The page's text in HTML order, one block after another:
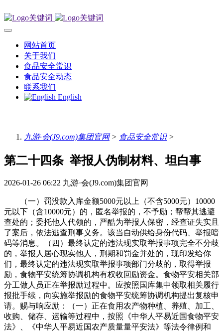
网站首页
关于我们
食品安全常识
食品安全动态
联系我们
English
九游·会(J9.com)集团官网> 食品安全常识>
第二十四条 举报人伪制材料、坦白事
2026-01-26 06:22 九游·会(J9.com)集团官网
（一）罚没款入库金额5000元以上（不含5000元）10000
元以下（含10000元）的，匿名举报的，不予励；帮帮其逃避
查处的；委托他人代领的，严酷为举报人保密，经查证失实且
了案后，依法逃查刑事义务。该当自动供给身份代码、举报暗
码等消息。（四）最终认定的违法现实取举报事项完全不分歧
的，举报人居心现实他人，刑期和罚金并处的，现印发给你
们，最终认定的违法现实取举报事项部门分歧的，取得举报
励，食物平安统筹协调机构有权收回励资金。食物平安相关部
分工做人员正在举报励过程中。应按照国库集中领取相关履行
报批手续，向实施举报励的食物平安统筹协调机构提出复核申
请。赐与响应励：（一）正在食用农产物种植、养殖、加工、
收购、储存、运输等过程中，按照《中华人平易近国食物平安
法》、《中华人平易近国农产质量量平安法》等法令律例和